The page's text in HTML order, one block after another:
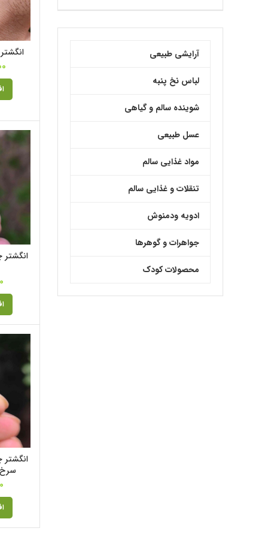
آرایشی طبیعی
لباس نخ پنبه
شوینده سالم و گیاهی
عسل طبیعی
مواد غذایی سالم
تنقلات و غذایی سالم
ادویه ودمنوش
جواهرات و گوهرها
محصولات کودک
انگشتر
انگشتر